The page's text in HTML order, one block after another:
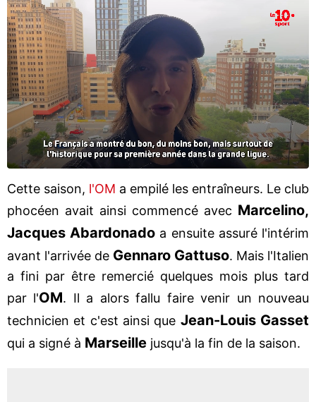
Cette saison, l'OM a empilé les entraîneurs. Le club
phocéen avait ainsi commencé avec Marcelino,
Jacques Abardonado a ensuite assuré l'intérim
avant l'arrivée de Gennaro Gattuso. Mais l'Italien
a fini par être remercié quelques mois plus tard
par l'OM. Il a alors fallu faire venir un nouveau
technicien et c'est ainsi que Jean-Louis Gasset
qui a signé à Marseille jusqu'à la fin de la saison.